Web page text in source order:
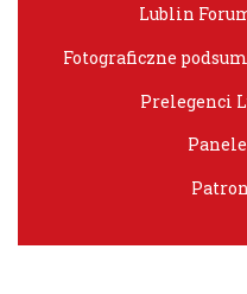
Lublin
Fotograficzne
Prelegenci